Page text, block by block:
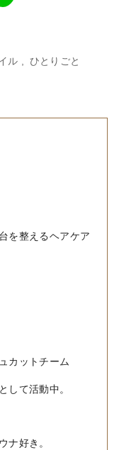
ル ひとりごと
を整えるヘアケア
カットチーム
して活動中。
ナ好き。